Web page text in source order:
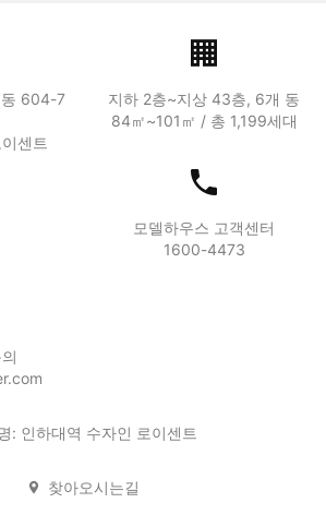
동 604-7
센트
지하 2층~지상 43층, 6개 동
84㎡~101㎡ / 총 1,199세대
모델하우스 고객센터
1600-4473
: 인하대역 수자인 로이센트
찾아오시는길